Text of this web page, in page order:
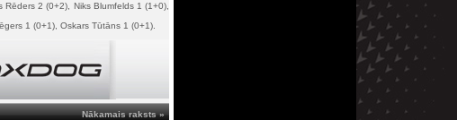
2 (0+2), Niks Blumfelds 1 (1+0),
1 (0+1), Oskars Tūtāns 1 (0+1).
Nākamais raksts »